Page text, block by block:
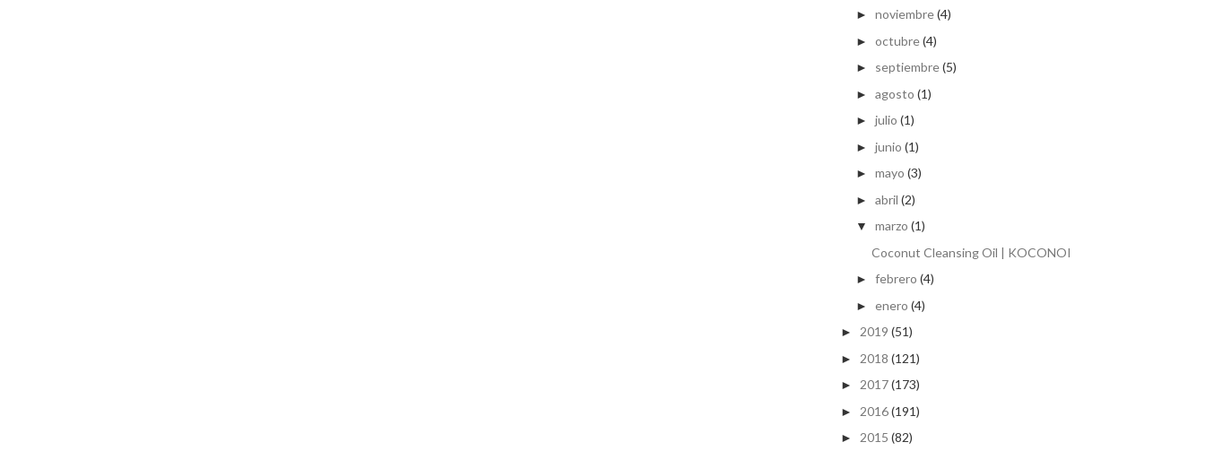
► noviembre(4)
► octubre(4)
► septiembre(5)
► agosto (1)
► julio (1)
► junio (1)
► mayo (3)
► abril (2)
▼ marzo (1)
Coconut Cleansing Oil | KOCONOI
► febrero (4)
► enero (4)
► 2019 (51)
► 2018 (121)
► 2017(173)
► 2016(191)
► 2015 (82)